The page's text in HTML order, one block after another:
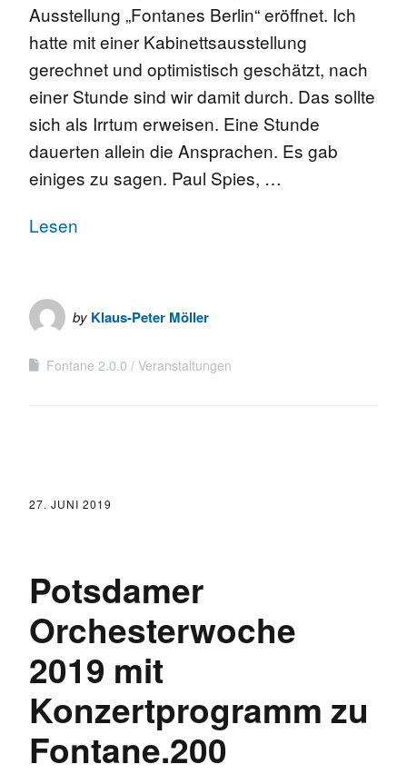
Ausstellung „Fontanes Berlin“ eröffnet. Ich
hatte mit einer Kabinettsausstellung
gerechnet und optimistisch geschätzt, nach
einer Stunde sind wir damit durch. Das sollte
sich als Irrtum erweisen. Eine Stunde
dauerten allein die Ansprachen. Es gab
einiges zu sagen. Paul Spies, …
Lesen
by Klaus-Peter Möller
Fontane 2.0.0 Veranstaltungen
27. JUNI 2019
Potsdamer
Orchesterwoche
2019 mit
Konzertprogramm zu
Fontane.200